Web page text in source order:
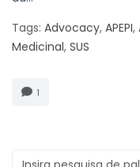
Tags: Advocacy, APEPI,
Medicinal, SUS
1